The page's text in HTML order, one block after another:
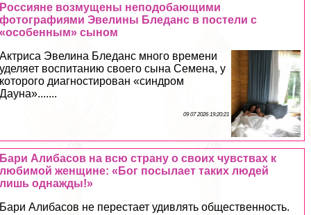
Россияне возмущены неподобающими
фотографиями Эвелины Бледанс в постели с
«особенным» сыном
Актриса Эвелина Бледанс много времени
уделяет воспитанию своего сына Семена, у
которого диагностирован «синдром
Дауна».......
09 07 2026 19:20:21
Бари Алибасов на всю страну о своих чувствах к
любимой женщине: «Бог посылает таких людей
лишь однажды!»
Бари Алибасов не перестает удивлять общественность.